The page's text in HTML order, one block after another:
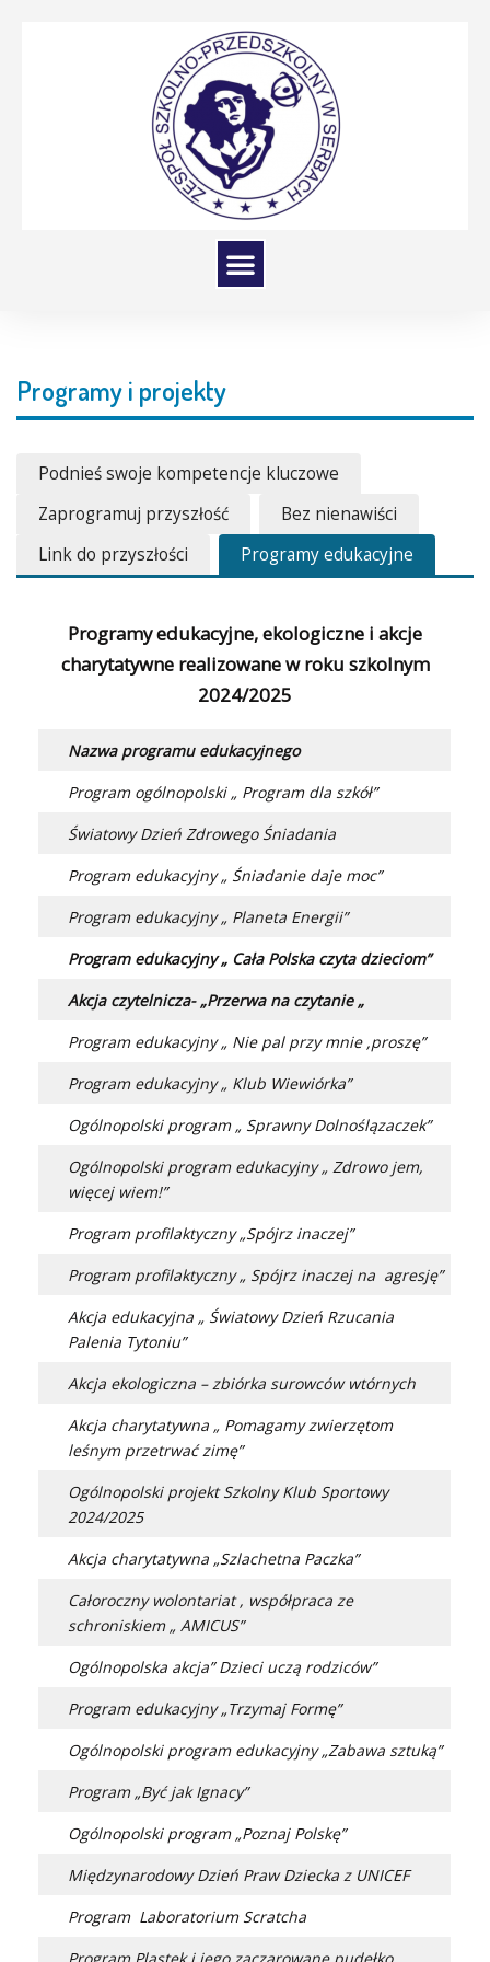
Programy i projekty
Podnieś swoje kompetencje kluczowe
Zaprogramuj przyszłość
Bez nienawiści
Link do przyszłości
Programy edukacyjne
Programy edukacyjne, ekologiczne i akcje
charytatywne realizowane w roku szkolnym
2024/2025
Nazwa programu edukacyjnego
Program ogólnopolski „ Program dla szkół”
Światowy Dzień Zdrowego Śniadania
Program edukacyjny „ Śniadanie daje moc”
Program edukacyjny „ Planeta Energii”
Program edukacyjny „ Cała Polska czyta dzieciom”
Akcja czytelnicza- „Przerwa na czytanie „
Program edukacyjny „ Nie pal przy mnie ,proszę”
Program edukacyjny „ Klub Wiewiórka”
Ogólnopolski program „ Sprawny Dolnoślązaczek”
Ogólnopolski program edukacyjny „ Zdrowo jem,
więcej wiem!”
Program profilaktyczny „Spójrz inaczej”
Program profilaktyczny „ Spójrz inaczej na agresję”
Akcja edukacyjna „ Światowy Dzień Rzucania
Palenia Tytoniu”
Akcja ekologiczna – zbiórka surowców wtórnych
Akcja charytatywna „ Pomagamy zwierzętom
leśnym przetrwać zimę”
Ogólnopolski projekt Szkolny Klub Sportowy
2024/2025
Akcja charytatywna „Szlachetna Paczka”
Całoroczny wolontariat , współpraca ze
schroniskiem „ AMICUS”
Ogólnopolska akcja” Dzieci uczą rodziców”
Program edukacyjny „Trzymaj Formę”
Ogólnopolski program edukacyjny „Zabawa sztuką”
Program „Być jak Ignacy”
Ogólnopolski program „Poznaj Polskę”
Międzynarodowy Dzień Praw Dziecka z UNICEF
Program Laboratorium Scratcha
Program Plastek i jego zaczarowane pudełko.